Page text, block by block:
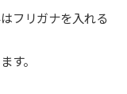
フリガナを入れる
す。